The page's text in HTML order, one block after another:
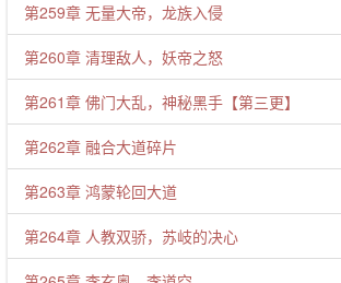
第259章 无量大帝，龙族入侵
第260章 清理敌人，妖帝之怒
第261章 佛门大乱，神秘黑手【第三更】
第262章 融合大道碎片
第263章 鸿蒙轮回大道
第264章 人教双骄，苏岐的决心